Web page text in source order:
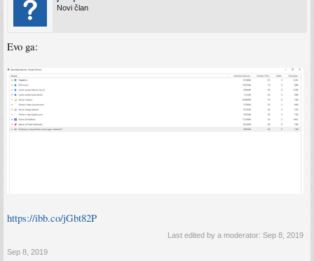
Novi član
Evo ga:
https://ibb.co/jGbt82P
Last edited by a moderator: Sep 8, 2019
Sep 8, 2019